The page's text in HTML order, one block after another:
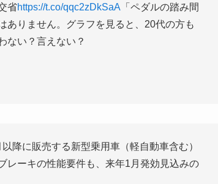
省https://t.co/qqc2zDkSaA 「ペダルの踏み間
ありません。グラフを見ると、20代の方も
ない？言えない？
降に販売する新型乗用車（軽自動車含む）
レーキの性能要件も、来年1月発効見込みの